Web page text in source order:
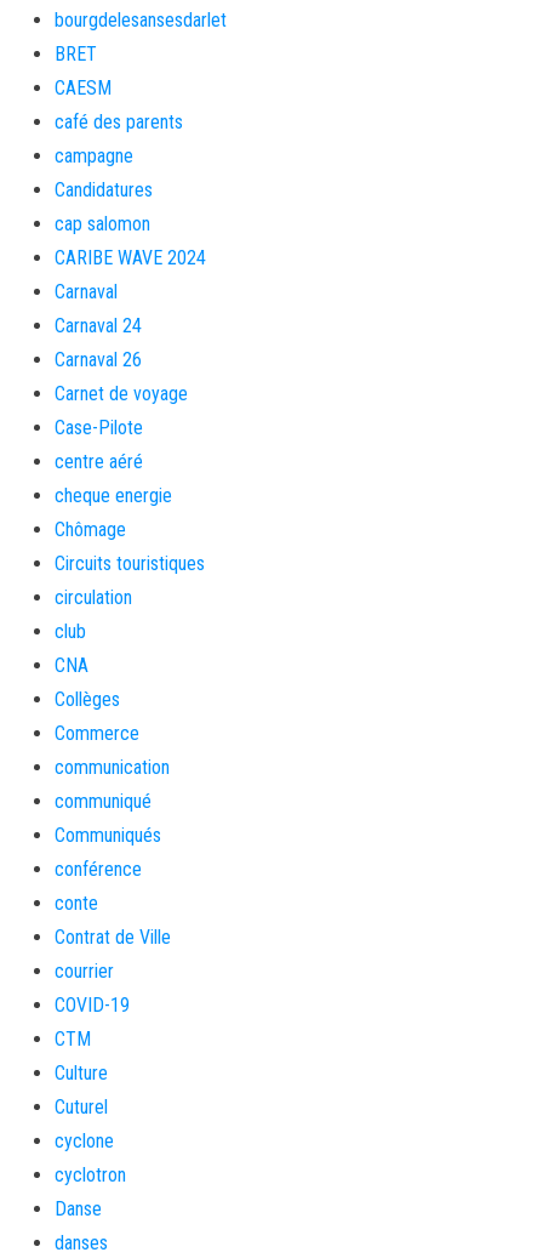
bourgdelesansesdarlet
BRET
CAESM
café des parents
campagne
Candidatures
cap salomon
CARIBE WAVE 2024
Carnaval
Carnaval 24
Carnaval 26
Carnet de voyage
Case-Pilote
centre aéré
cheque energie
Chômage
Circuits touristiques
circulation
club
CNA
Collèges
Commerce
communication
communiqué
Communiqués
conférence
conte
Contrat de Ville
courrier
COVID-19
CTM
Culture
Cuturel
cyclone
cyclotron
Danse
danses